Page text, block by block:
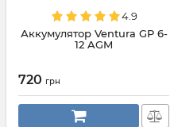
4.9
Аккумулятор Ventura GP 6-
12 AGM
720 грн